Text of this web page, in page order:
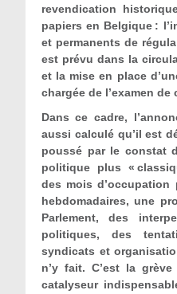
revendication
papiers en Belgique :
et permanents de
est prévu dans la
et la mise en place
chargée de l’examen de
Dans ce cadre,
aussi calculé qu’il est
poussé par le constat
politique plus «
des mois
hebdomadaires, une
Parlement, des
politiques, des
syndicats et
n’y fait. C’est la
catalyseur